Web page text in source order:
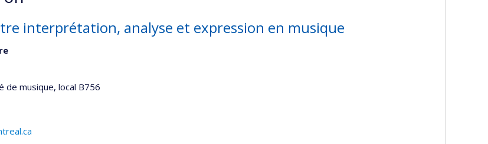
interprétation, analyse et expression en musique
de musique, local B756